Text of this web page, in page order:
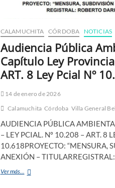
CALAMUCHITA CÓRDOBA NOTICIAS
Audiencia Pública
Capítulo Ley
ART. 8 Ley Pcial Nº
14 de enero de 2026
Calamuchita Córdoba Villa General
AUDIENCIA PÚBLICA
– LEY PCIAL. Nº 10.208 – ART. 8
10.618PROYECTO: “MENSURA,
ANEXIÓN –
Ver más...